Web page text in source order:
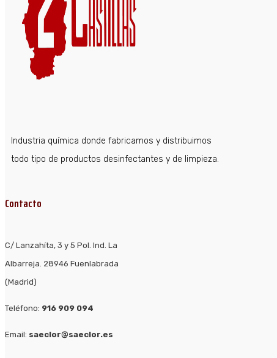
Industria química donde fabricamos y distribuimos
todo tipo de productos desinfectantes y de limpieza.
Contacto
C/ Lanzahíta, 3 y 5 Pol. Ind. La
Albarreja. 28946 Fuenlabrada
(Madrid)
Teléfono: 916 909 094
Email: saeclor@saeclor.es